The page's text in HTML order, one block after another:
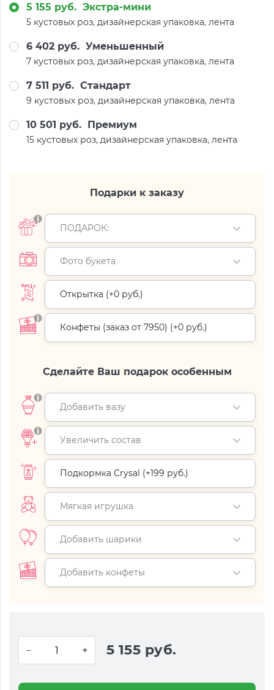
5 155 руб. Экстра-мини
5 кустовых роз, дизайнерская упаковка, лента
6 402 руб. Уменьшенный
7 кустовых роз, дизайнерская упаковка, лента
7 511 руб. Стандарт
9 кустовых роз, дизайнерская упаковка, лента
10 501 руб. Премиум
15 кустовых роз, дизайнерская упаковка, лента
Подарки к заказу
ПОДАРОК:
Фото букета
Открытка (+0 руб.)
Конфеты (заказ от 7950) (+0 руб.)
Сделайте Ваш подарок особенным
Добавить вазу
Увеличить состав
Подкормка Crysal (+199 руб.)
Мягкая игрушка
Добавить шарики
Добавить конфеты
5 155 руб.